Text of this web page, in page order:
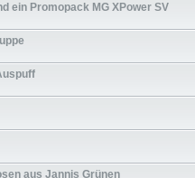
ein Promopack MG XPower SV
aus Jannis Grünen